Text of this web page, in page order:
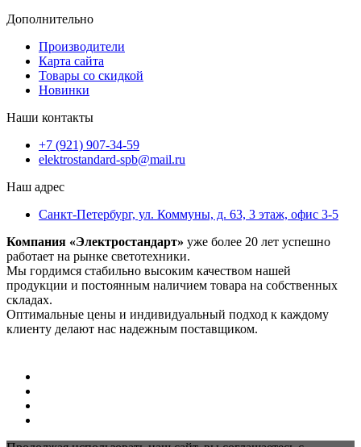
Дополнительно
Производители
Карта сайта
Товары со скидкой
Новинки
Наши контакты
+7 (921) 907-34-59
elektrostandard-spb@mail.ru
Наш адрес
Санкт-Петербург, ул. Коммуны, д. 63, 3 этаж, офис 3-5
Компания «Электростандарт» уже более 20 лет успешно
работает на рынке светотехники.
Мы гордимся стабильно высоким качеством нашей
продукции и постоянным наличием товара на собственных
складах.
Оптимальные цены и индивидуальный подход к каждому
клиенту делают нас надежным поставщиком.